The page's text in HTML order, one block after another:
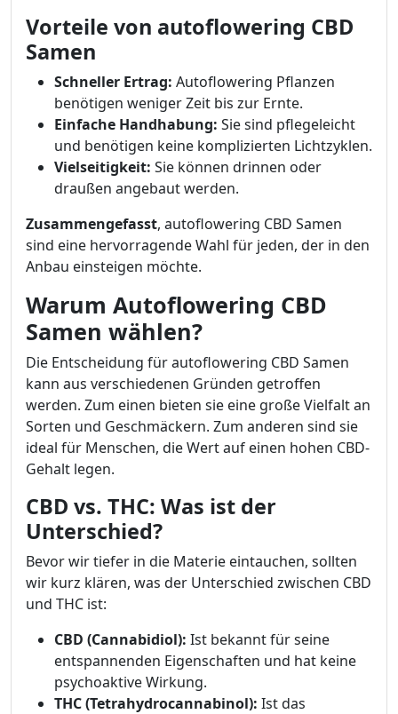
Vorteile von autoflowering CBD
Samen
Schneller Ertrag: Autoflowering Pflanzen
benötigen weniger Zeit bis zur Ernte.
Einfache Handhabung: Sie sind pflegeleicht
und benötigen keine komplizierten Lichtzyklen.
Vielseitigkeit: Sie können drinnen oder
draußen angebaut werden.
Zusammengefasst, autoflowering CBD Samen
sind eine hervorragende Wahl für jeden, der in den
Anbau einsteigen möchte.
Warum Autoflowering CBD
Samen wählen?
Die Entscheidung für autoflowering CBD Samen
kann aus verschiedenen Gründen getroffen
werden. Zum einen bieten sie eine große Vielfalt an
Sorten und Geschmäckern. Zum anderen sind sie
ideal für Menschen, die Wert auf einen hohen CBD-
Gehalt legen.
CBD vs. THC: Was ist der
Unterschied?
Bevor wir tiefer in die Materie eintauchen, sollten
wir kurz klären, was der Unterschied zwischen CBD
und THC ist:
CBD (Cannabidiol): Ist bekannt für seine
entspannenden Eigenschaften und hat keine
psychoaktive Wirkung.
THC (Tetrahydrocannabinol): Ist das